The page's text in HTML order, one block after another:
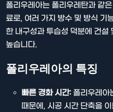
폴리우레아는 폴리우레탄과 같
료로, 여러 가지 방수 및 방식 기
한 내구성과 투습성 덕분에 건설
높습니다.
폴리우레아의 특징
빠른 경화 시간: 폴리우레아
때문에, 시공 시간 단축을